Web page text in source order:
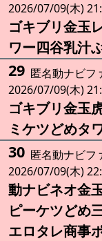
2026/07/09(木)
ゴキブリ金玉
ワー四谷乳汁
29 匿名動ナビフ
2026/07/09(木)
ゴキブリ金玉
ミケツどめタ
30 匿名動ナビフ
2026/07/09(木)
動ナビネオ金
ピーケツどめ
エロタレ商事